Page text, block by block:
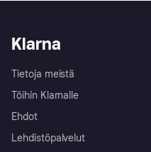
Klarna
Tietoja meistä
Töihin Klarnalle
Ehdot
Lehdistöpalvelut